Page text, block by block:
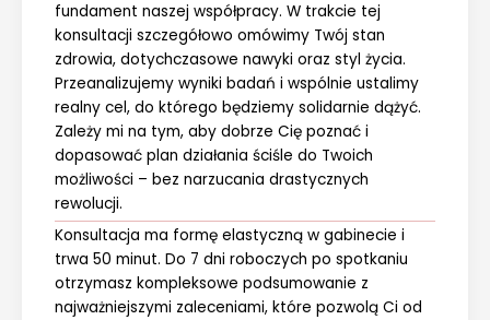
fundament naszej współpracy. W trakcie tej
konsultacji szczegółowo omówimy Twój stan
zdrowia, dotychczasowe nawyki oraz styl życia.
Przeanalizujemy wyniki badań i wspólnie ustalimy
realny cel, do którego będziemy solidarnie dążyć.
Zależy mi na tym, aby dobrze Cię poznać i
dopasować plan działania ściśle do Twoich
możliwości – bez narzucania drastycznych
rewolucji.
Konsultacja ma formę elastyczną w gabinecie i
trwa 50 minut. Do 7 dni roboczych po spotkaniu
otrzymasz kompleksowe podsumowanie z
najważniejszymi zaleceniami, które pozwolą Ci od